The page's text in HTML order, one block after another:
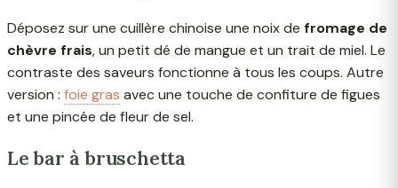
Déposez sur une cuillère chinoise une noix de fromage de
chèvre frais, un petit dé de mangue et un trait de miel. Le
contraste des saveurs fonctionne à tous les coups. Autre
version : foie gras avec une touche de confiture de figues
et une pincée de fleur de sel.
Le bar à bruschetta